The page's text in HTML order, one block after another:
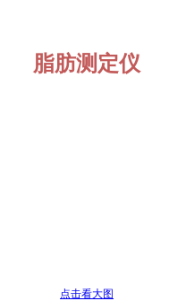
脂肪测定仪
点击看大图